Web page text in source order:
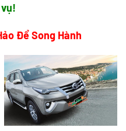
Để Song Hành